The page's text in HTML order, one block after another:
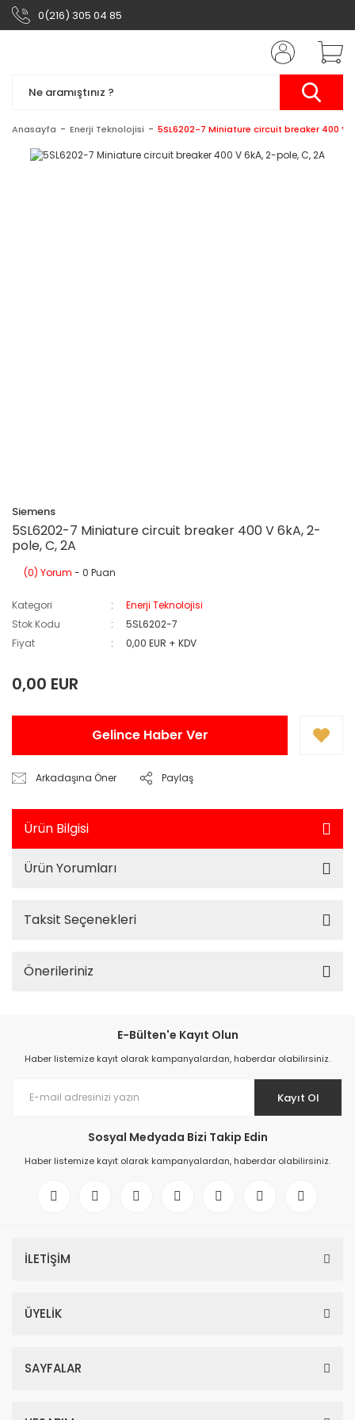
0(216) 305 04 85
Anasayfa Enerji Teknolojisi 5SL6202-7 Miniature circuit breaker 400 V
Siemens
5SL6202-7 Miniature circuit breaker 400 V 6kA, 2-
pole, C, 2A
(0) Yorum - 0 Puan
Kategori
Enerji Teknolojisi
Stok Kodu
5SL6202-7
Fiyat
0,00 EUR + KDV
0,00 EUR
Gelince Haber Ver
Arkadaşına Öner Paylaş
Ürün Bilgisi
Ürün Yorumları
Taksit Seçenekleri
Önerileriniz
E-Bülten'e Kayıt Olun
Haber listemize kayıt olarak kampanyalardan, haberdar olabilirsiniz.
Kayıt Ol
Sosyal Medyada Bizi Takip Edin
Haber listemize kayıt olarak kampanyalardan, haberdar olabilirsiniz.
İLETİŞİM
ÜYELİK
SAYFALAR